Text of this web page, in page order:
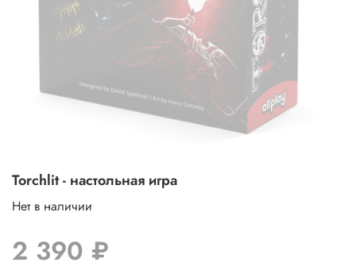
Torchlit - настольная игра
Нет в наличии
2 390 ₽